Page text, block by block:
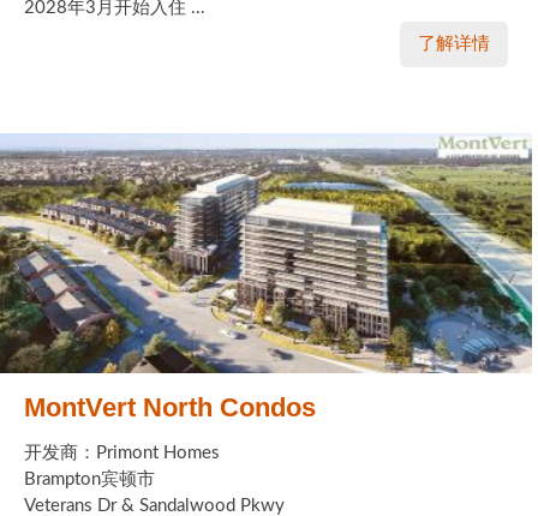
2028年3月开始入住 ...
了解详情
MontVert North Condos
开发商：Primont Homes
Brampton宾顿市
Veterans Dr & Sandalwood Pkwy